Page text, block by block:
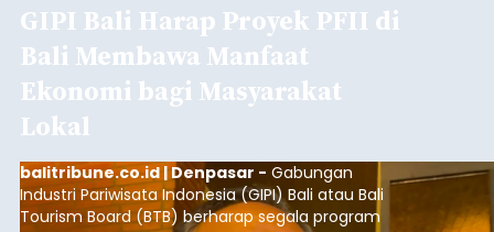
GIPI Bali Harap Proyek PFII di
Bali Membawa Manfaat
Ekonomi bagi Masyarakat
Lokal
balitribune.co.id | Denpasar - Gabungan
Industri Pariwisata Indonesia (GIPI) Bali atau Bali
Tourism Board (BTB) berharap segala program